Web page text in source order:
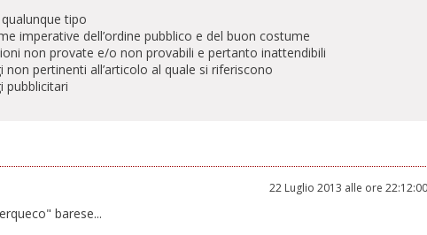
tipo
imperative dell’ordine pubblico e del buon costume
non provate e/o non provabili e pertanto inattendibili
pertinenti all’articolo al quale si riferiscono
pubblicitari
22 Luglio 2013 alle ore 22:12:00
barese...